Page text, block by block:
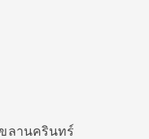
ลานครินทร์